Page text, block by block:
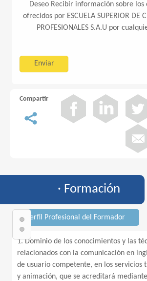
Deseo Recibir información sobre los
ofrecidos por ESCUELA SUPERIOR DE
PROFESIONALES S.A.U por
Compartir
· Formación
· Perfil Profesional del Formador
1. Dominio de los conocimientos y las
relacionados con la comunicación en
de usuario competente, en los servicios
y animación, que se acreditará